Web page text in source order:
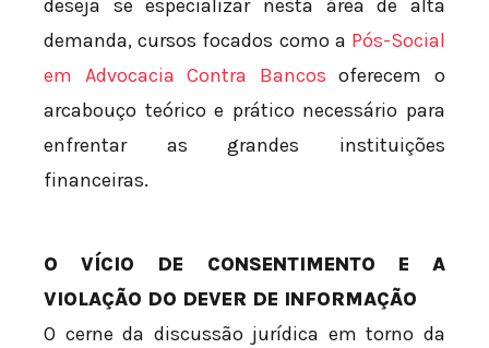
deseja se especializar nesta área de alta
demanda, cursos focados como a Pós-Social
em Advocacia Contra Bancos oferecem o
arcabouço teórico e prático necessário para
enfrentar as grandes instituições
financeiras.
O VÍCIO DE CONSENTIMENTO E A
VIOLAÇÃO DO DEVER DE INFORMAÇÃO
O cerne da discussão jurídica em torno da